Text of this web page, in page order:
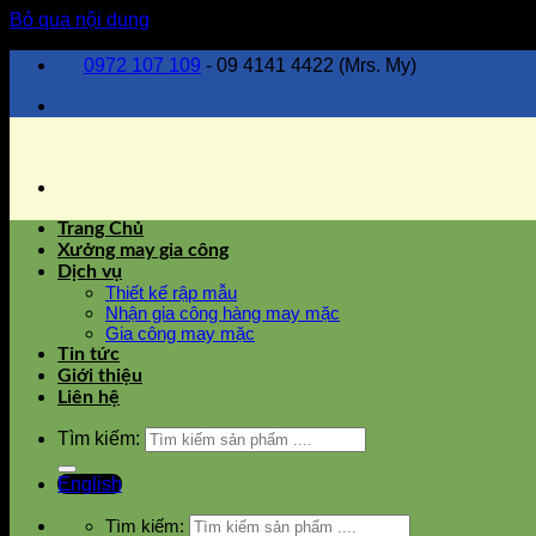
Bỏ qua nội dung
0972 107 109 - 09 4141 4422 (Mrs. My)
Trang Chủ
Xưởng may gia công
Dịch vụ
Thiết kế rập mẫu
Nhận gia công hàng may mặc
Gia công may mặc
Tin tức
Giới thiệu
Liên hệ
Tìm kiếm:
English
Tìm kiếm: